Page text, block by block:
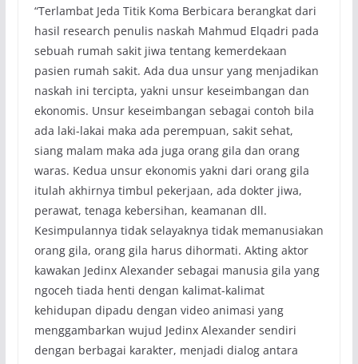
“Terlambat Jeda Titik Koma Berbicara berangkat dari
hasil research penulis naskah Mahmud Elqadri pada
sebuah rumah sakit jiwa tentang kemerdekaan
pasien rumah sakit. Ada dua unsur yang menjadikan
naskah ini tercipta, yakni unsur keseimbangan dan
ekonomis. Unsur keseimbangan sebagai contoh bila
ada laki-lakai maka ada perempuan, sakit sehat,
siang malam maka ada juga orang gila dan orang
waras. Kedua unsur ekonomis yakni dari orang gila
itulah akhirnya timbul pekerjaan, ada dokter jiwa,
perawat, tenaga kebersihan, keamanan dll.
Kesimpulannya tidak selayaknya tidak memanusiakan
orang gila, orang gila harus dihormati. Akting aktor
kawakan Jedinx Alexander sebagai manusia gila yang
ngoceh tiada henti dengan kalimat-kalimat
kehidupan dipadu dengan video animasi yang
menggambarkan wujud Jedinx Alexander sendiri
dengan berbagai karakter, menjadi dialog antara